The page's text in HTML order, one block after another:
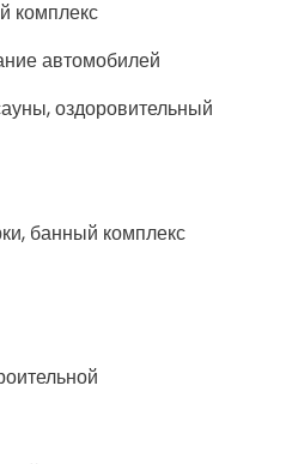
комплекс
автомобилей
оздоровительный
банный комплекс